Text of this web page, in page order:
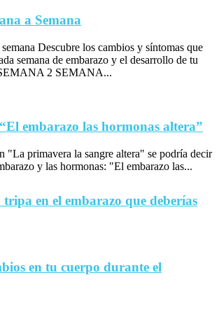
a Semana
Descubre los cambios y síntomas que
semana de embarazo y el desarrollo de tu
2 SEMANA...
embarazo las hormonas altera”
"La primavera la sangre altera" se podría decir
y las hormonas: "El embarazo las...
tripa en el embarazo que deberías
en tu cuerpo durante el